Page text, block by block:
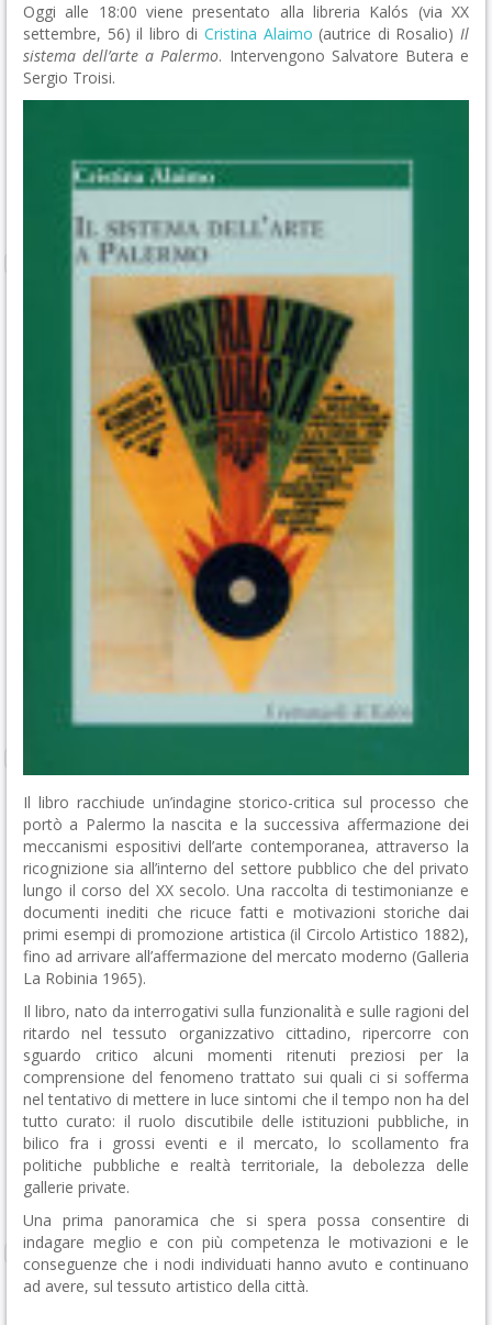
Oggi alle 18:00 viene presentato alla libreria Kalós (via XX
settembre, 56) il libro di Cristina Alaimo (autrice di Rosalio)Il
sistema dell’arte a Palermo. Intervengono Salvatore Butera e
Sergio Troisi.
Il libro racchiude un’indagine storico-critica sul processo che
portò a Palermo la nascita e la successiva affermazione dei
meccanismi espositivi dell’arte contemporanea, attraverso la
ricognizione sia all’interno del settore pubblico che del privato
lungo il corso del XX secolo. Una raccolta di testimonianze e
documenti inediti che ricuce fatti e motivazioni storiche dai
primi esempi di promozione artistica (il Circolo Artistico 1882),
fino ad arrivare all’affermazione del mercato moderno (Galleria
La Robinia 1965).
Il libro, nato da interrogativi sulla funzionalità e sulle ragioni del
ritardo nel tessuto organizzativo cittadino, ripercorre con
sguardo critico alcuni momenti ritenuti preziosi per la
comprensione del fenomeno trattato sui quali ci si sofferma
nel tentativo di mettere in luce sintomi che il tempo non ha del
tutto curato: il ruolo discutibile delle istituzioni pubbliche, in
bilico fra i grossi eventi e il mercato, lo scollamento fra
politiche pubbliche e realtà territoriale, la debolezza delle
gallerie private.
Una prima panoramica che si spera possa consentire di
indagare meglio e con più competenza le motivazioni e le
conseguenze che i nodi individuati hanno avuto e continuano
ad avere, sul tessuto artistico della città.